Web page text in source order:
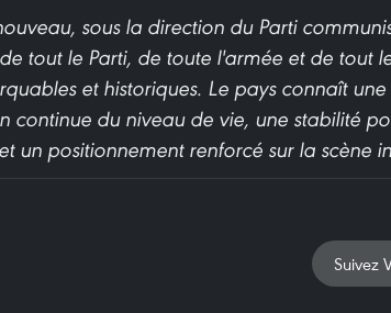
sous la direction du Parti
tout le Parti, de toute l'armée et de tout
et historiques. Le pays connaît
continue du niveau de vie, une stabilité
un positionnement renforcé sur la scène
Suivez